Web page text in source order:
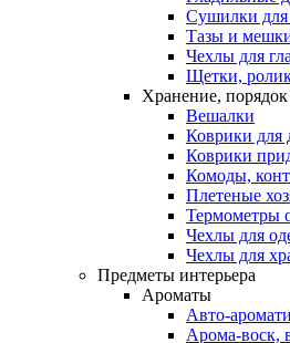
Сушилки для
Тазы и
Чехлы для
Щетки,
Хранение,
Вешалки
Коврики для
Коврики
Комоды,
Плетеные
Термометры
Чехлы для
Чехлы для
Предметы интерьера
Ароматы
Авто-
Арома-воск,